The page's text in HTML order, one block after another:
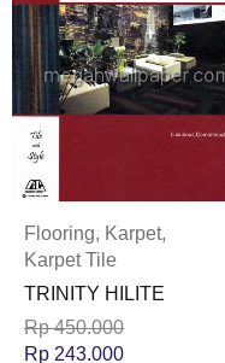
Flooring, Karpet,
Karpet Tile
TRINITY HILITE
Rp450.000
Rp 243.000